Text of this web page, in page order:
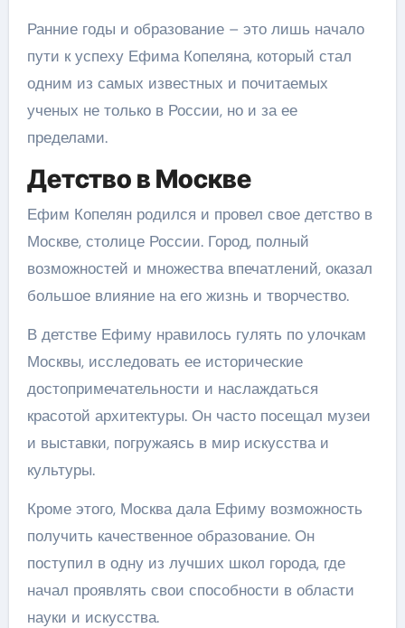
Ранние годы и образование – это лишь начало
пути к успеху Ефима Копеляна, который стал
одним из самых известных и почитаемых
ученых не только в России, но и за ее
пределами.
Детство в Москве
Ефим Копелян родился и провел свое детство в
Москве, столице России. Город, полный
возможностей и множества впечатлений, оказал
большое влияние на его жизнь и творчество.
В детстве Ефиму нравилось гулять по улочкам
Москвы, исследовать ее исторические
достопримечательности и наслаждаться
красотой архитектуры. Он часто посещал музеи
и выставки, погружаясь в мир искусства и
культуры.
Кроме этого, Москва дала Ефиму возможность
получить качественное образование. Он
поступил в одну из лучших школ города, где
начал проявлять свои способности в области
науки и искусства.